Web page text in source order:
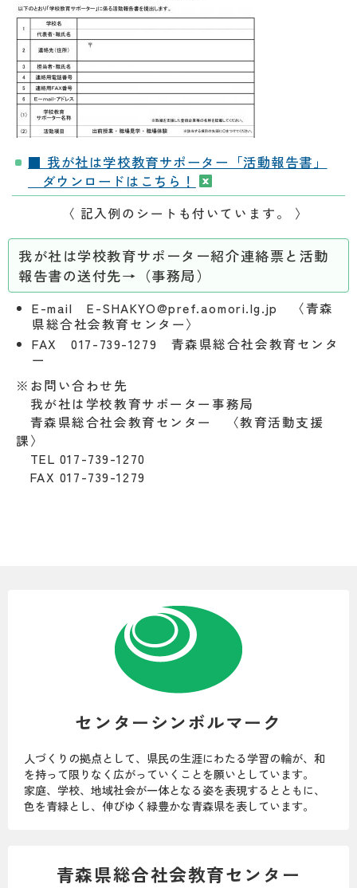
■ 我が社は学校教育サポーター「活動報告書」
ダウンロードはこちら！
〈 記入例のシートも付いています。 〉
我が社は学校教育サポーター紹介連絡票と活動
報告書の送付先→（事務局）
E-mail E-SHAKYO@pref.aomori.lg.jp 〈青森
県総合社会教育センター〉
FAX 017-739-1279 青森県総合社会教育センタ
ー
※お問い合わせ先
我が社は学校教育サポーター事務局
青森県総合社会教育センター 〈教育活動支援
課〉
TEL 017-739-1270
FAX 017-739-1279
センターシンボルマーク
人づくりの拠点として、県民の生涯にわたる学習の輪が、和
を持って限りなく広がっていくことを願いとしています。
家庭、学校、地域社会が一体となる姿を表現するとともに、
色を青緑とし、伸びゆく緑豊かな青森県を表しています。
青森県総合社会教育センター